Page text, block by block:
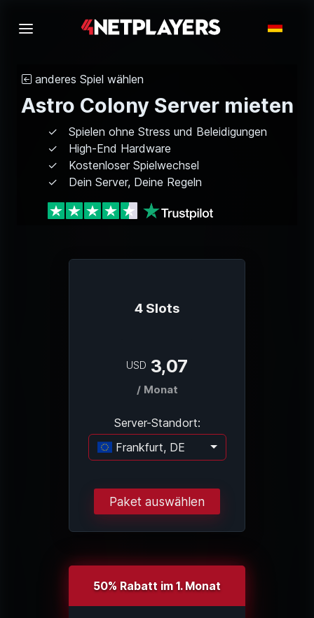
anderes Spiel wählen
Astro Colony Server mieten
Spielen ohne Stress und Beleidigungen
High-End Hardware
Kostenloser Spielwechsel
Dein Server, Deine Regeln
4 Slots
USD 3,07
/ Monat
Server-Standort:
Frankfurt, DE
Lade...
Paket auswählen
50% Rabatt im 1. Monat